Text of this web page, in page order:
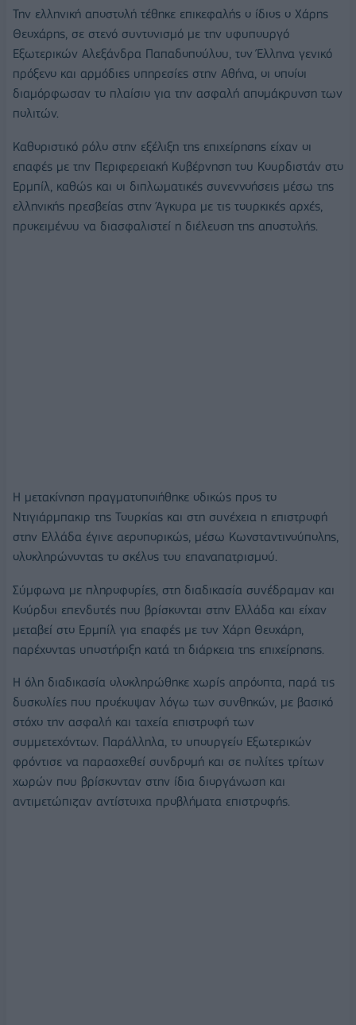
Την ελληνική αποστολή τέθηκε επικεφαλής ο ίδιος ο Χάρης
Θεοχάρης, σε στενό συντονισμό με την υφυπουργό
Εξωτερικών Αλεξάνδρα Παπαδοπούλου, τον Έλληνα γενικό
πρόξενο και αρμόδιες υπηρεσίες στην Αθήνα, οι οποίοι
διαμόρφωσαν το πλαίσιο για την ασφαλή απομάκρυνση των
πολιτών.
Καθοριστικό ρόλο στην εξέλιξη της επιχείρησης είχαν οι
επαφές με την Περιφερειακή Κυβέρνηση του Κουρδιστάν στο
Ερμπίλ, καθώς και οι διπλωματικές συνεννοήσεις μέσω της
ελληνικής πρεσβείας στην Άγκυρα με τις τουρκικές αρχές,
προκειμένου να διασφαλιστεί η διέλευση της αποστολής.
Η μετακίνηση πραγματοποιήθηκε οδικώς προς το
Ντιγιάρμπακιρ της Τουρκίας και στη συνέχεια η επιστροφή
στην Ελλάδα έγινε αεροπορικώς, μέσω Κωνσταντινούπολης,
ολοκληρώνοντας το σκέλος του επαναπατρισμού.
Σύμφωνα με πληροφορίες, στη διαδικασία συνέδραμαν και
Κούρδοι επενδυτές που βρίσκονται στην Ελλάδα και είχαν
μεταβεί στο Ερμπίλ για επαφές με τον Χάρη Θεοχάρη,
παρέχοντας υποστήριξη κατά τη διάρκεια της επιχείρησης.
Η όλη διαδικασία ολοκληρώθηκε χωρίς απρόοπτα, παρά τις
δυσκολίες που προέκυψαν λόγω των συνθηκών, με βασικό
στόχο την ασφαλή και ταχεία επιστροφή των
συμμετεχόντων. Παράλληλα, το υπουργείο Εξωτερικών
φρόντισε να παρασχεθεί συνδρομή και σε πολίτες τρίτων
χωρών που βρίσκονταν στην ίδια διοργάνωση και
αντιμετώπιζαν αντίστοιχα προβλήματα επιστροφής.